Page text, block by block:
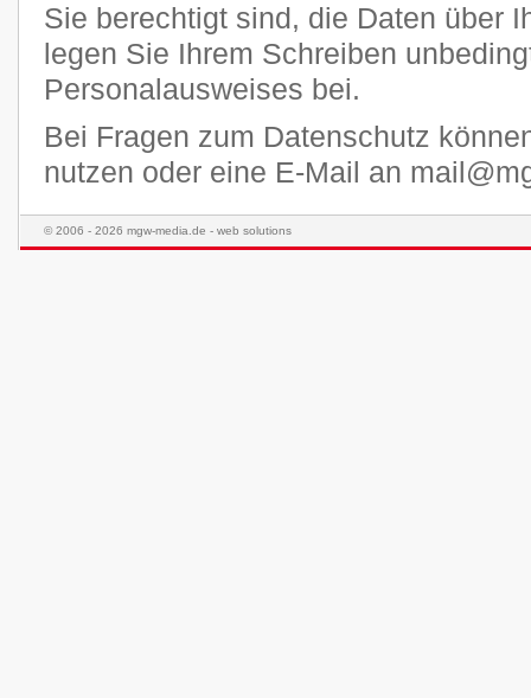
Sie berechtigt sind, die Daten über
legen Sie Ihrem Schreiben
Personalausweises bei.
Bei Fragen zum Datenschutz
nutzen oder eine E-Mail an
© 2006 - 2026 mgw-media.de - web solutions